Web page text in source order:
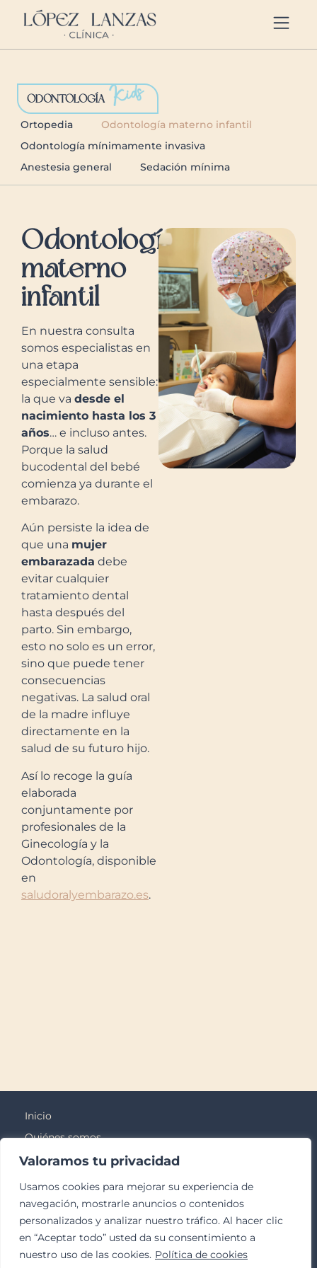
Valoramos tu privacidad
Usamos cookies para mejorar su experiencia de
navegación, mostrarle anuncios o contenidos
personalizados y analizar nuestro tráfico. Al hacer clic
en “Aceptar todo” usted da su consentimiento a
nuestro uso de las cookies. Política de cookies
https://clinicalopezlanzas.com/
ODONTOLOGÍA
Ortopedia
Odontología materno infantil
Odontología mínimamente invasiva
Anestesia general
Sedación mínima
Odontología
materno
infantil
En nuestra consulta
somos especialistas en
una etapa
especialmente sensible:
la que va desde el
nacimiento hasta los 3
años… e incluso antes.
Porque la salud
bucodental del bebé
comienza ya durante el
embarazo.
Aún persiste la idea de
que una mujer
embarazada debe
evitar cualquier
tratamiento dental
hasta después del
parto. Sin embargo,
esto no solo es un error,
sino que puede tener
consecuencias
negativas. La salud oral
de la madre influye
directamente en la
salud de su futuro hijo.
Así lo recoge la guía
elaborada
conjuntamente por
profesionales de la
Ginecología y la
Odontología, disponible
en
saludoralyembarazo.es.
Odontología Adultos
Odontología Kids
Bienestar
Inicio
Quiénes somos
Blog